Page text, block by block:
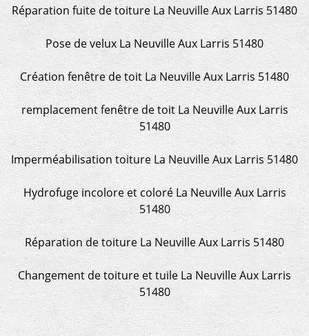
Réparation fuite de toiture La Neuville Aux Larris 51480
Pose de velux La Neuville Aux Larris 51480
Création fenêtre de toit La Neuville Aux Larris 51480
remplacement fenêtre de toit La Neuville Aux Larris
51480
Imperméabilisation toiture La Neuville Aux Larris 51480
Hydrofuge incolore et coloré La Neuville Aux Larris
51480
Réparation de toiture La Neuville Aux Larris 51480
Changement de toiture et tuile La Neuville Aux Larris
51480